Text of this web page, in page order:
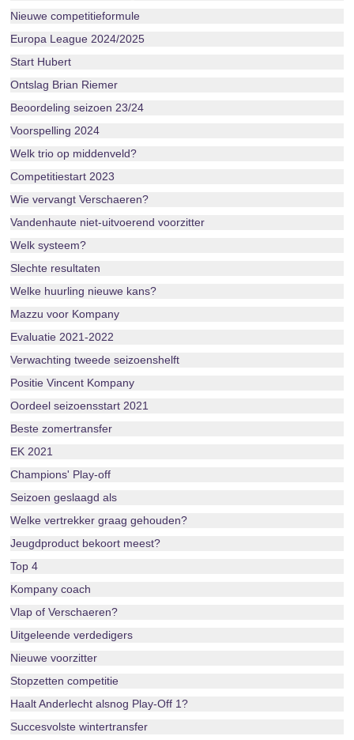
Nieuwe competitieformule
Europa League 2024/2025
Start Hubert
Ontslag Brian Riemer
Beoordeling seizoen 23/24
Voorspelling 2024
Welk trio op middenveld?
Competitiestart 2023
Wie vervangt Verschaeren?
Vandenhaute niet-uitvoerend voorzitter
Welk systeem?
Slechte resultaten
Welke huurling nieuwe kans?
Mazzu voor Kompany
Evaluatie 2021-2022
Verwachting tweede seizoenshelft
Positie Vincent Kompany
Oordeel seizoensstart 2021
Beste zomertransfer
EK 2021
Champions' Play-off
Seizoen geslaagd als
Welke vertrekker graag gehouden?
Jeugdproduct bekoort meest?
Top 4
Kompany coach
Vlap of Verschaeren?
Uitgeleende verdedigers
Nieuwe voorzitter
Stopzetten competitie
Haalt Anderlecht alsnog Play-Off 1?
Succesvolste wintertransfer